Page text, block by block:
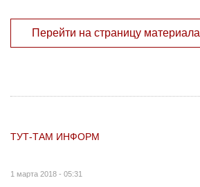
Перейти на страницу материала
ТУТ-ТАМ ИНФОРМ
1 марта 2018 - 05:31